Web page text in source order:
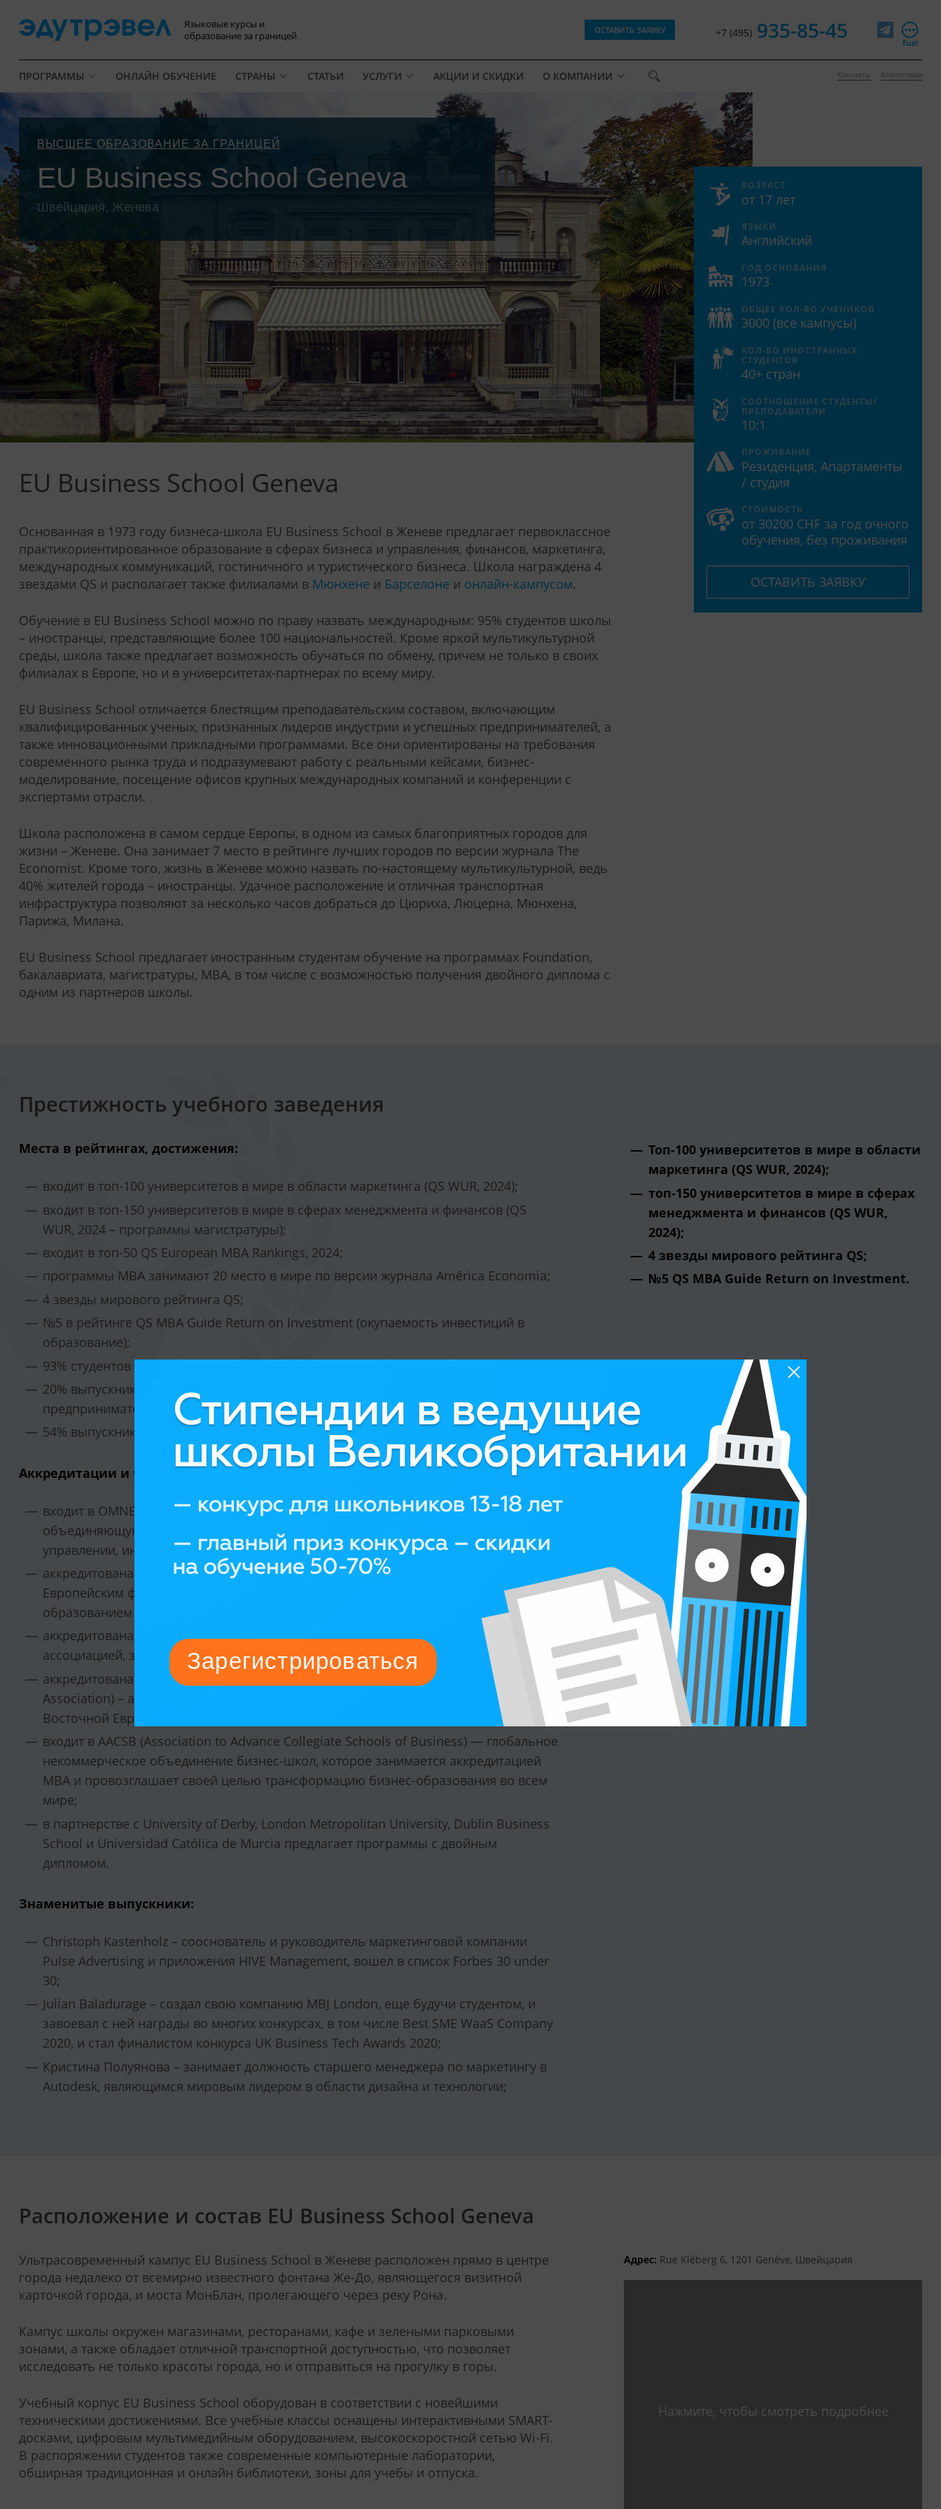
Языковые курсы и
образование за границей
ОСТАВИТЬ ЗАЯВКУ +7 (495) 935-85-45 Ещё
ПРОГРАММЫ ОНЛАЙН ОБУЧЕНИЕ СТРАНЫ СТАТЬИ УСЛУГИ АКЦИИ И СКИДКИ О КОМПАНИИ Контакты Агентствам
ВЫСШЕЕ ОБРАЗОВАНИЕ ЗА ГРАНИЦЕЙ
EU Business School Geneva
Швейцария, Женева
EU Business School Geneva
Основанная в 1973 году бизнеса-школа EU Business School в Женеве предлагает первоклассное
практикориентированное образование в сферах бизнеса и управления, финансов, маркетинга,
международных коммуникаций, гостиничного и туристического бизнеса. Школа награждена 4
звездами QS и располагает также филиалами в Мюнхене и Барселоне и онлайн-кампусом.
Обучение в EU Business School можно по праву назвать международным: 95% студентов школы
– иностранцы, представляющие более 100 национальностей. Кроме яркой мультикультурной
среды, школа также предлагает возможность обучаться по обмену, причем не только в своих
филиалах в Европе, но и в университетах-партнерах по всему миру.
EU Business School отличается блестящим преподавательским составом, включающим
квалифицированных ученых, признанных лидеров индустрии и успешных предпринимателей, а
также инновационными прикладными программами. Все они ориентированы на требования
современного рынка труда и подразумевают работу с реальными кейсами, бизнес-
моделирование, посещение офисов крупных международных компаний и конференции с
экспертами отрасли.
Школа расположена в самом сердце Европы, в одном из самых благоприятных городов для
жизни – Женеве. Она занимает 7 место в рейтинге лучших городов по версии журнала The
Economist. Кроме того, жизнь в Женеве можно назвать по-настоящему мультикультурной, ведь
40% жителей города – иностранцы. Удачное расположение и отличная транспортная
инфраструктура позволяют за несколько часов добраться до Цюриха, Люцерна, Мюнхена,
Парижа, Милана.
EU Business School предлагает иностранным студентам обучение на программах Foundation,
бакалавриата, магистратуры, MBA, в том числе с возможностью получения двойного диплома с
одним из партнеров школы.
ВОЗРАСТ
от 17 лет
ЯЗЫКИ
Английский
ГОД ОСНОВАНИЯ
1973
ОБЩЕЕ КОЛ-ВО УЧЕНИКОВ
3000 (все кампусы)
КОЛ-ВО ИНОСТРАННЫХ
СТУДЕНТОВ
40+ стран
СООТНОШЕНИЕ СТУДЕНТЫ/
ПРЕПОДАВАТЕЛИ
10:1
ПРОЖИВАНИЕ
Резиденция, Апартаменты
/ студия
СТОИМОСТЬ
от 30200 CH₣ за год очного
обучения, без проживания
ОСТАВИТЬ ЗАЯВКУ
Престижность учебного заведения
Топ-100 университетов в мире в области
маркетинга (QS WUR, 2024);
топ-150 университетов в мире в сферах
менеджмента и финансов (QS WUR,
2024);
4 звезды мирового рейтинга QS;
№5 QS MBA Guide Return on Investment.
Места в рейтингах, достижения:
входит в топ-100 университетов в мире в области маркетинга (QS WUR, 2024);
входит в топ-150 университетов в мире в сферах менеджмента и финансов (QS
WUR, 2024 – программы магистратуры);
входит в топ-50 QS European MBA Rankings, 2024;
программы MBA занимают 20 место в мире по версии журнала América Economia;
4 звезды мирового рейтинга QS;
№5 в рейтинге QS MBA Guide Return on Investment (окупаемость инвестиций в
образование);
93% студентов устраиваются на работу в течение 6 месяцев с момента выпуска;
20% выпускников занимают руководящие должности, 31% являются
предпринимателями;
54% выпускников нашли работу за рубежом.
Аккредитации и членство в организациях:
входит в OMNES Education Group – французскую образовательную группу,
объединяющую 13 высших учебных заведений, специализирующихся на бизнесе,
управлении, инженерии, коммуникациях и политологии;
аккредитована EFMD (European Foundation for Management Development) –
Европейским фондом развития менеджмента, объединением, занимающимся
образованием в сфере менеджмента;
аккредитована ACBSP (Accreditation Council for Business Schools and Programs) –
ассоциацией, занимающейся оценкой качества и целостности бизнес-программ;
аккредитована CEEMAN (Central and East European Management Development
Association) – ассоциацией развития менеджмента в странах Центральной и
Восточной Европы;
входит в AACSB (Association to Advance Collegiate Schools of Business) — глобальное
некоммерческое объединение бизнес-школ, которое занимается аккредитацией
MBA и провозглашает своей целью трансформацию бизнес-образования во всем
мире;
в партнерстве с University of Derby, London Metropolitan University, Dublin Business
School и Universidad Católica de Murcia предлагает программы с двойным
дипломом.
Знаменитые выпускники:
Christoph Kastenholz – сооснователь и руководитель маркетинговой компании
Pulse Advertising и приложения HIVE Management, вошел в список Forbes 30 under
30;
Julian Baladurage – создал свою компанию MBJ London, еще будучи студентом, и
завоевал с ней награды во многих конкурсах, в том числе Best SME WaaS Company
2020, и стал финалистом конкурса UK Business Tech Awards 2020;
Кристина Полуянова – занимает должность старшего менеджера по маркетингу в
Autodesk, являющимся мировым лидером в области дизайна и технологии;
Расположение и состав EU Business School Geneva
Адрес: Rue Kléberg 6, 1201 Genève, Швейцария
Нажмите, чтобы смотреть подробнее
Ультрасовременный кампус EU Business School в Женеве расположен прямо в центре
города недалеко от всемирно известного фонтана Же-До, являющегося визитной
карточкой города, и моста МонБлан, пролегающего через реку Рона.
Кампус школы окружен магазинами, ресторанами, кафе и зелеными парковыми
зонами, а также обладает отличной транспортной доступностью, что позволяет
исследовать не только красоты города, но и отправиться на прогулку в горы.
Учебный корпус EU Business School оборудован в соответствии с новейшими
техническими достижениями. Все учебные классы оснащены интерактивными SMART-
досками, цифровым мультимедийным оборудованием, высокоскоростной сетью Wi-Fi.
В распоряжении студентов также современные компьютерные лаборатории,
обширная традиционная и онлайн библиотеки, зоны для учебы и отпуска.